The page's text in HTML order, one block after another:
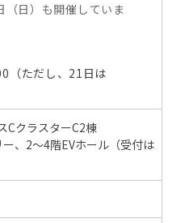
（日）も開催していま
（ただし、21日は
CクラスターC2棟
、2～4階EVホール（受付は